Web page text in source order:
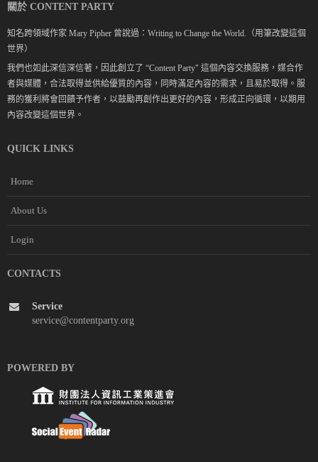
關於 CONTENT PARTY
知名跨領域作家 Mary Pipher 曾說過：Writing to Change the World.（用筆改變這個
世界）
我們也如此深信深信著，因此創立了 “Content Party" 這個內容交換服務，媒合作
者與媒體，合法取得並供給優質的內容，同時滿足內容的需求，且易於取得。服
務的獲利將會回饋予作者，以鼓勵再創作出更好的內容，形成正向循環，以期用
內容改變這個世界。
QUICK LINKS
Home
About Us
Login
CONTACTS
Service
service@contentparty.org
POWERED BY